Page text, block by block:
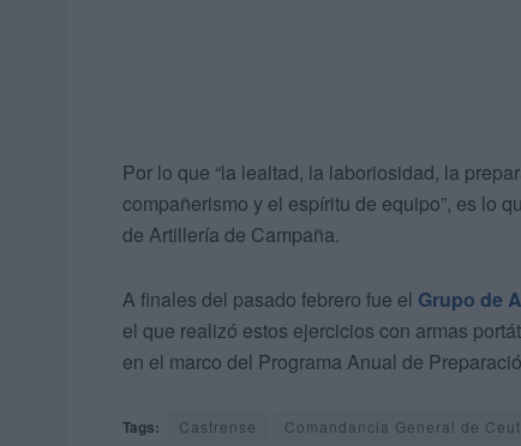
Por lo que “la lealtad, la laboriosidad, la
compañerismo y el espíritu de equipo”, es lo
de Artillería de Campaña.
A finales del pasado febrero fue el Grupo de
el que realizó estos ejercicios con armas
en el marco del Programa Anual de
Tags: Castrense Comandancia General de